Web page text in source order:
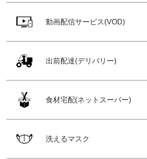
動画配信サービス(VOD)
出前配達(デリバリー)
食材宅配(ネットスーパー)
洗えるマスク